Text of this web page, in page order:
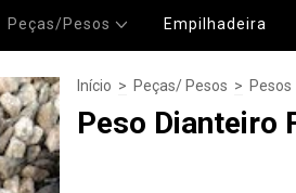
Peças/Pesos Empilhadeira
Início > Peças/ Pesos > Pesos
Peso Dianteiro